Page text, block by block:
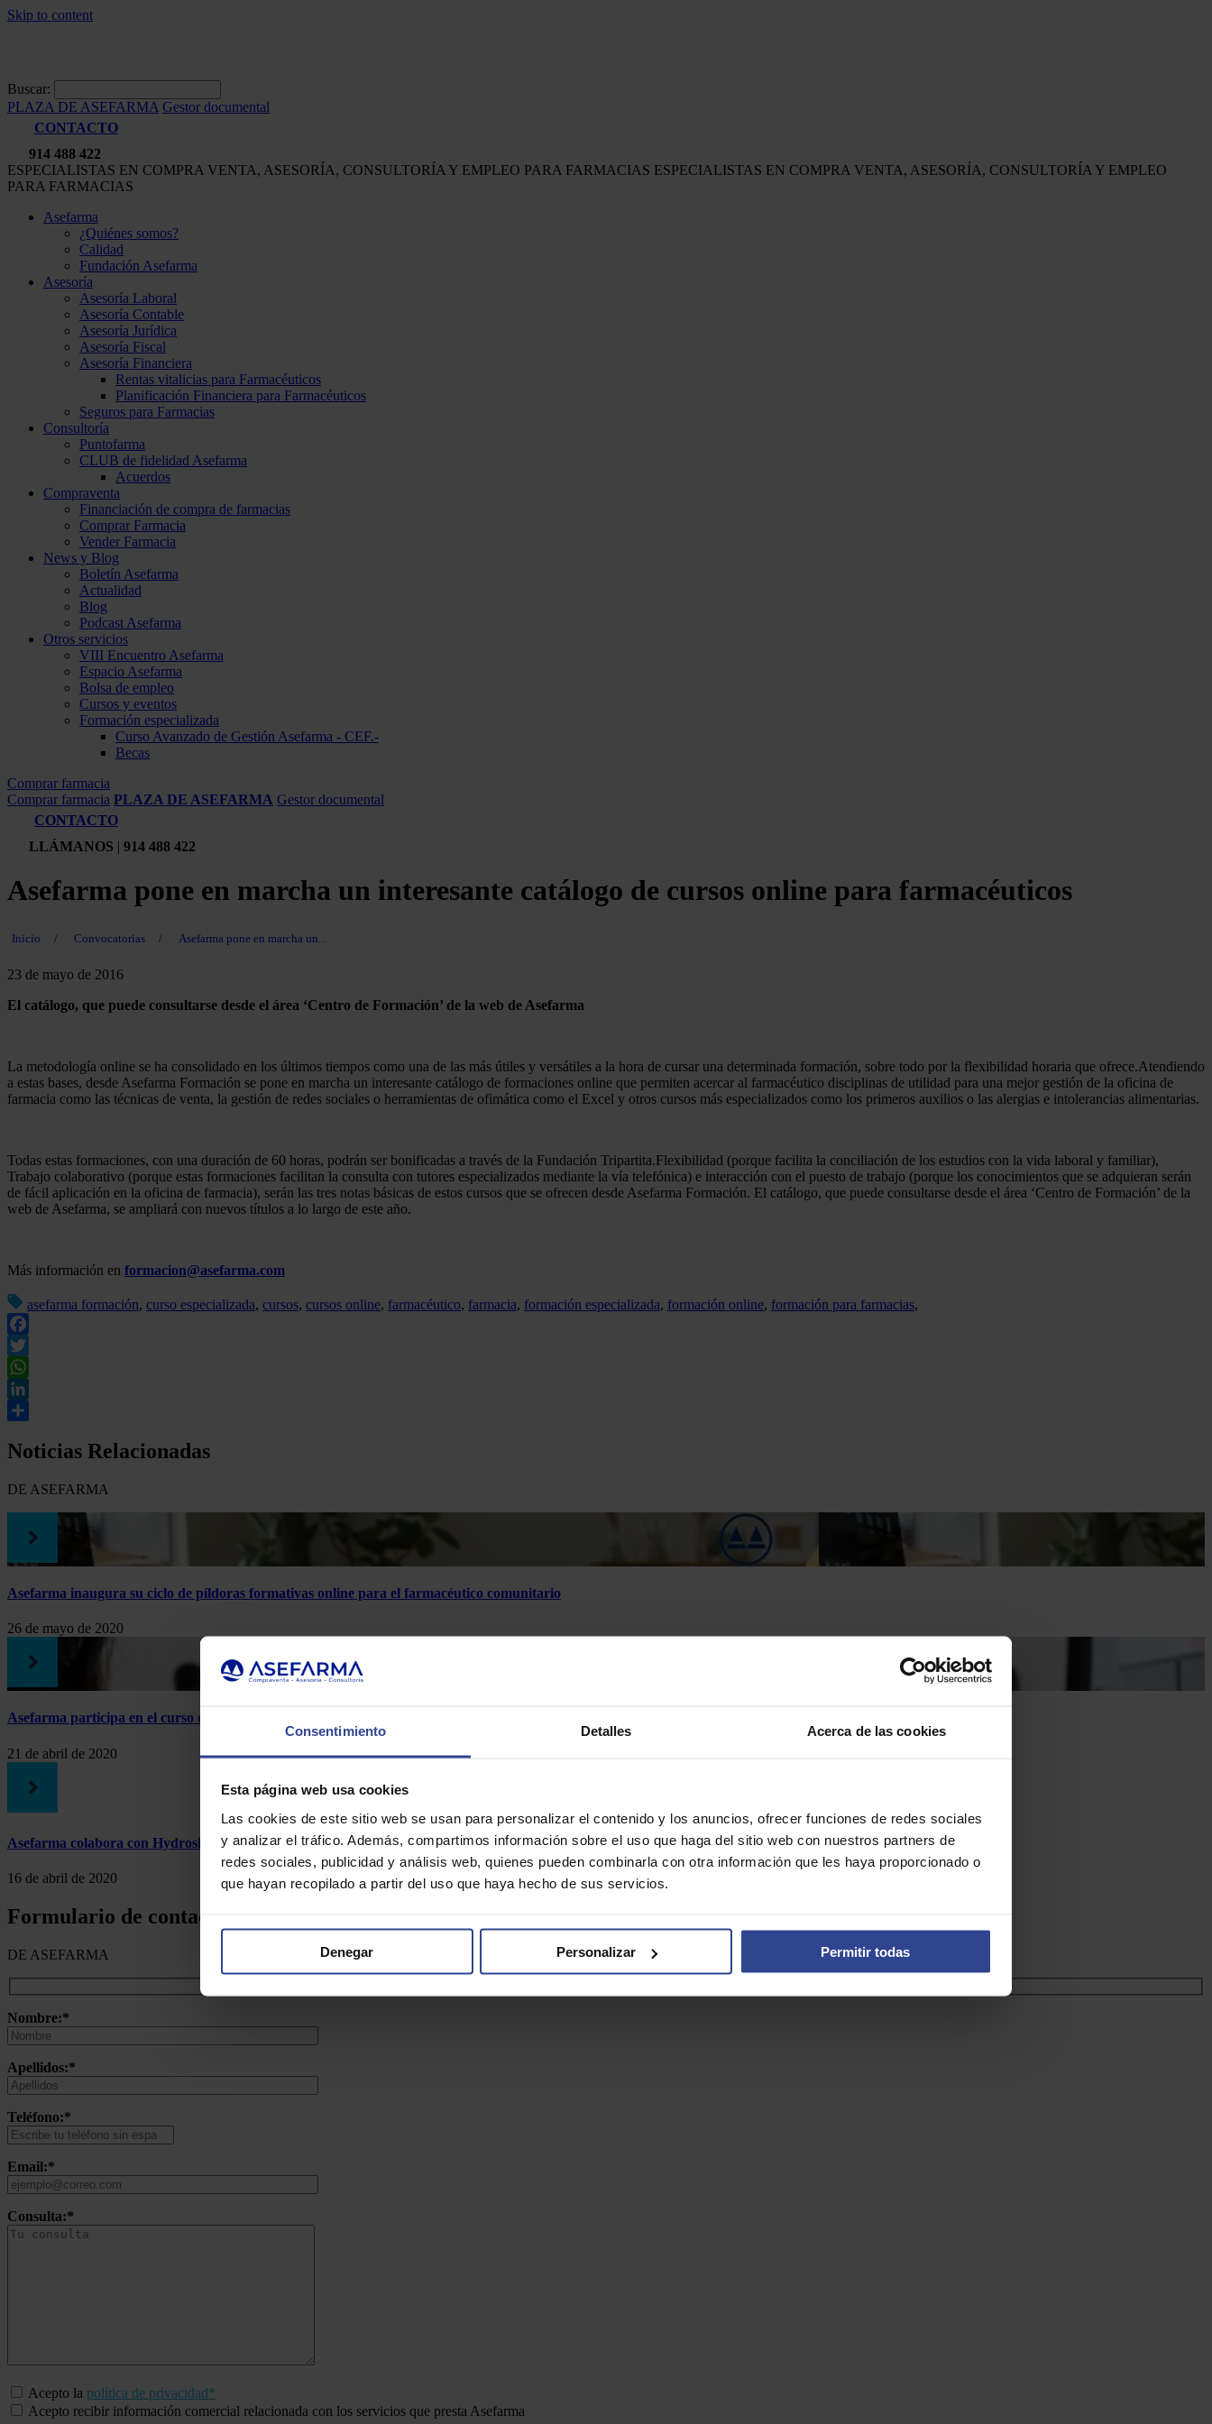
Consentimiento Detalles Acerca de las cookies
Esta página web usa cookies
Las cookies de este sitio web se usan para personalizar el contenido y los anuncios, ofrecer funciones de redes sociales
y analizar el tráfico. Además, compartimos información sobre el uso que haga del sitio web con nuestros partners de
redes sociales, publicidad y análisis web, quienes pueden combinarla con otra información que les haya proporcionado o
que hayan recopilado a partir del uso que haya hecho de sus servicios.
Denegar Personalizar Permitir todas
Skip to content
Buscar:
PLAZA DE ASEFARMA Gestor documental
CONTACTO
914 488 422
ESPECIALISTAS EN COMPRA VENTA, ASESORÍA, CONSULTORÍA Y EMPLEO PARA FARMACIAS ESPECIALISTAS EN COMPRA VENTA, ASESORÍA, CONSULTORÍA Y EMPLEO
PARA FARMACIAS
Asefarma
¿Quiénes somos?
Calidad
Fundación Asefarma
Asesoría
Asesoría Laboral
Asesoría Contable
Asesoría Jurídica
Asesoría Fiscal
Asesoría Financiera
Rentas vitalicias para Farmacéuticos
Planificación Financiera para Farmacéuticos
Seguros para Farmacias
Consultoría
Puntofarma
CLUB de fidelidad Asefarma
Acuerdos
Compraventa
Financiación de compra de farmacias
Comprar Farmacia
Vender Farmacia
News y Blog
Boletín Asefarma
Actualidad
Blog
Podcast Asefarma
Otros servicios
VIII Encuentro Asefarma
Espacio Asefarma
Bolsa de empleo
Cursos y eventos
Formación especializada
Curso Avanzado de Gestión Asefarma - CEF.-
Becas
Comprar farmacia
Comprar farmacia PLAZA DE ASEFARMA Gestor documental
CONTACTO
LLÁMANOS | 914 488 422
Asefarma pone en marcha un interesante catálogo de cursos online para farmacéuticos
Inicio / Convocatorias / Asefarma pone en marcha un...
23 de mayo de 2016
El catálogo, que puede consultarse desde el área ‘Centro de Formación’ de la web de Asefarma
La metodología online se ha consolidado en los últimos tiempos como una de las más útiles y versátiles a la hora de cursar una determinada formación, sobre todo por la flexibilidad horaria que ofrece.Atendiendo
a estas bases, desde Asefarma Formación se pone en marcha un interesante catálogo de formaciones online que permiten acercar al farmacéutico disciplinas de utilidad para una mejor gestión de la oficina de
farmacia como las técnicas de venta, la gestión de redes sociales o herramientas de ofimática como el Excel y otros cursos más especializados como los primeros auxilios o las alergias e intolerancias alimentarias.
Todas estas formaciones, con una duración de 60 horas, podrán ser bonificadas a través de la Fundación Tripartita.Flexibilidad (porque facilita la conciliación de los estudios con la vida laboral y familiar),
Trabajo colaborativo (porque estas formaciones facilitan la consulta con tutores especializados mediante la vía telefónica) e interacción con el puesto de trabajo (porque los conocimientos que se adquieran serán
de fácil aplicación en la oficina de farmacia), serán las tres notas básicas de estos cursos que se ofrecen desde Asefarma Formación. El catálogo, que puede consultarse desde el área ‘Centro de Formación’ de la
web de Asefarma, se ampliará con nuevos títulos a lo largo de este año.
Más información en formacion@asefarma.com
asefarma formación, curso especializada, cursos, cursos online, farmacéutico, farmacia, formación especializada, formación online, formación para farmacias,
Facebook
Twitter
WhatsApp
LinkedIn
Noticias Relacionadas
DE ASEFARMA
Asefarma inaugura su ciclo de píldoras formativas online para el farmacéutico comunitario
26 de mayo de 2020
Asefarma participa en el curso online organizado por Hydroskin sobre paciente oncológico y COVID-19
21 de abril de 2020
Asefarma colabora con Hydroskin Oncology en el curso sobre paciente oncológico y COVID-19
16 de abril de 2020
Formulario de contacto
DE ASEFARMA
Nombre:*
Apellidos:*
Teléfono:*
Email:*
Consulta:*
Acepto la política de privacidad*
Acepto recibir información comercial relacionada con los servicios que presta Asefarma